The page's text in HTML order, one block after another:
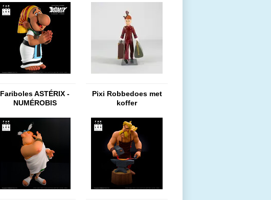
Fariboles ASTÉRIX -
NUMÉROBIS
Pixi Robbedoes met
koffer